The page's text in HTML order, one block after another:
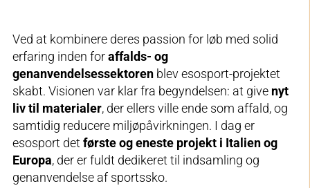
Ved at kombinere deres passion for løb med solid
erfaring inden foraffalds- og
genanvendelsessektoren blev esosport-projektet
skabt. Visionen var klar fra begyndelsen: at give nyt
liv til materialer, der ellers ville ende som affald, og
samtidig reducere miljøpåvirkningen. I dag er
esosport det første og eneste projekt i Italien og
Europa, der er fuldt dedikeret til indsamling og
genanvendelse af sportssko.